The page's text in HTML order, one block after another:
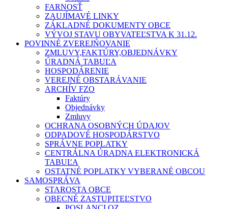
FARNOSŤ
ZAUJÍMAVÉ LINKY
ZÁKLADNÉ DOKUMENTY OBCE
VÝVOJ STAVU OBYVATEĽSTVA K 31.12.
POVINNÉ ZVEREJŃOVANIE
ZMLUVY,FAKTÚRY,OBJEDNÁVKY
ÚRADNÁ TABUĽA
HOSPODÁRENIE
VEREJNÉ OBSTARÁVANIE
ARCHÍV FZO
Faktúry
Objednávky
Zmluvy
OCHRANA OSOBNÝCH ÚDAJOV
ODPADOVÉ HOSPODÁRSTVO
SPRÁVNE POPLATKY
CENTRÁLNA ÚRADNA ELEKTRONICKÁ
TABUĽA
OSTATNÉ POPLATKY VYBERANÉ OBCOU
SAMOSPRÁVA
STAROSTA OBCE
OBECNÉ ZASTUPITEĽSTVO